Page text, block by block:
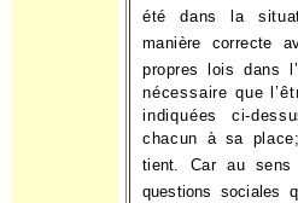
été dans la
manière correcte
propres lois dans
nécessaire que
indiquéesci-
chacun à sa
tient. Car au
questions sociales